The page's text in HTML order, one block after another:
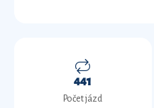
441
Počet jázd